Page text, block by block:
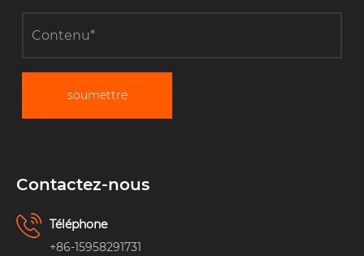
soumettre
Contactez-nous
Téléphone
+86-15958291731